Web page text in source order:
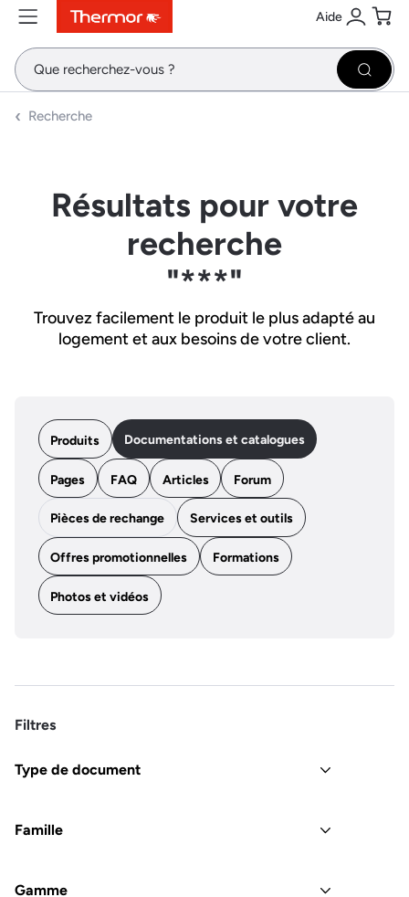
ContenuMenuRecherche Aide
Se
Recherche
Résultats pour votre
recherche
"***"
Trouvez facilement le produit le plus adapté au
logement et aux besoins de votre client.
Produits Documentations et catalogues
Pages FAQ Articles Forum
Pièces de rechange Services et outils
Offres promotionnelles Formations
Photos et vidéos
Filtres
Type de document
Famille
Gamme